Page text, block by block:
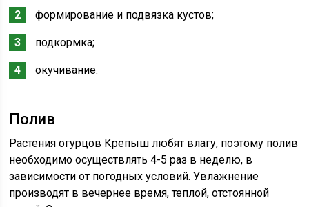
формирование и подвязка кустов;
подкормка;
окучивание.
Полив
Растения огурцов Крепыш любят влагу, поэтому полив
необходимо осуществлять 4-5 раз в неделю, в
зависимости от погодных условий. Увлажнение
производят в вечернее время, теплой, отстоянной